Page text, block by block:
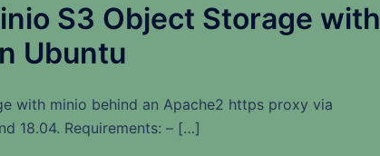
S3 Object Storage with
Ubuntu
with minio behind an Apache2 https proxy via
18.04. Requirements: – […]